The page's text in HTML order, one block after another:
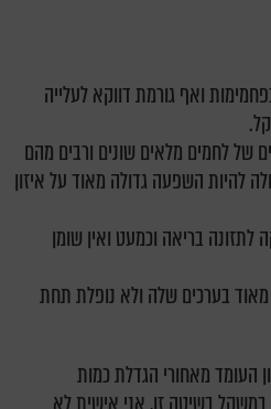
ואף גורמת דווקא לעלייה
של לחמים מלאים שונים ורבים מהם
להיות השפעה גדולה מאוד על איזון
לתזונה בריאה וכמעט ואין שומן
בערכים שלה ולא נופלת תחת
העומד מאחורי הגדלת כמות